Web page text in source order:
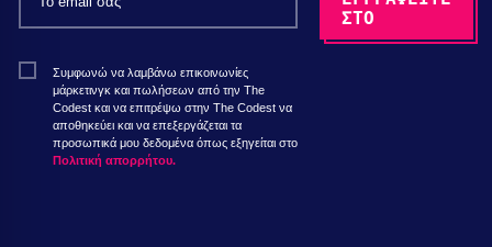
Συμφωνώ να λαμβάνω επικοινωνίες
μάρκετινγκ και πωλήσεων από την The
Codest και να επιτρέψω στην The Codest να
αποθηκεύει και να επεξεργάζεται τα
προσωπικά μου δεδομένα όπως εξηγείται στο
Πολιτική απορρήτου.